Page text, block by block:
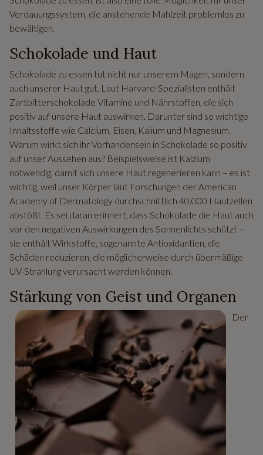
Verdauungssystem, die anstehende Mahlzeit problemlos zu
bewältigen.
Schokolade und Haut
Schokolade zu essen tut nicht nur unserem Magen, sondern
auch unserer Haut gut. Laut Harvard-Spezialisten enthält
Zartbitterschokolade Vitamine und Nährstoffen, die sich
positiv auf unsere Haut auswirken. Darunter sind so wichtige
Inhaltsstoffe wie Calcium, Eisen, Kalium und Magnesium.
Warum wirkt sich ihr Vorhandensein in Schokolade so positiv
auf unser Aussehen aus? Beispielsweise ist Kalzium
notwendig, damit sich unsere Haut regenerieren kann – es ist
wichtig, weil unser Körper laut Forschungen der American
Academy of Dermatology durchschnittlich 40.000 Hautzellen
abstößt. Es sei daran erinnert, dass Schokolade die Haut auch
vor den negativen Auswirkungen des Sonnenlichts schützt –
sie enthält Wirkstoffe, sogenannte Antioxidantien, die
Schäden reduzieren, die möglicherweise durch übermäßige
UV-Strahlung verursacht werden können.
Stärkung von Geist und Organen
Der